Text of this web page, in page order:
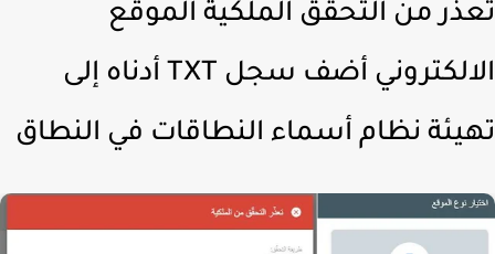
من التحقق الملكية الموقع
الالكتروني أضف سجل TXT أدناه إلى
نظام أسماء النطاقات في النطاق